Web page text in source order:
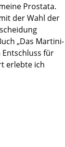
Prostata.
der Wahl der
„Das Martini-
Entschluss für
erlebte ich
umgesetzt war